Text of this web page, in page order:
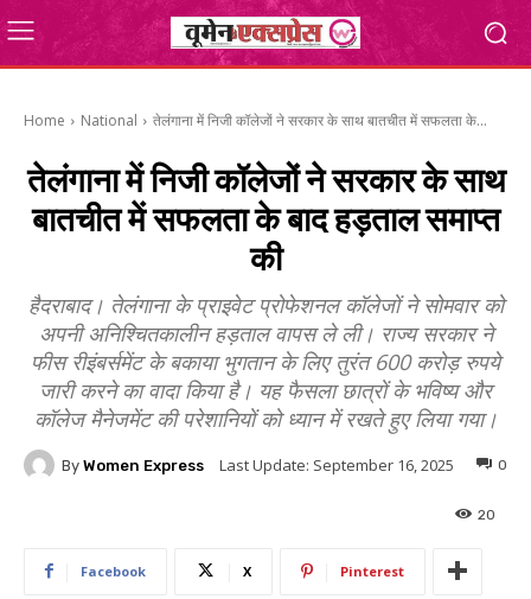
Home National तेलंगाना में निजी कॉलेजों ने सरकार के साथ बातचीत में सफलता के...
तेलंगाना में निजी कॉलेजों ने सरकार के साथ
बातचीत में सफलता के बाद हड़ताल समाप्त
की
हैदराबाद। तेलंगाना के प्राइवेट प्रोफेशनल कॉलेजों ने सोमवार को
अपनी अनिश्चितकालीन हड़ताल वापस ले ली। राज्य सरकार ने
फीस रीइंबर्समेंट के बकाया भुगतान के लिए तुरंत 600 करोड़ रुपये
जारी करने का वादा किया है। यह फैसला छात्रों के भविष्य और
कॉलेज मैनेजमेंट की परेशानियों को ध्यान में रखते हुए लिया गया।
By Women Express Last Update: September 16, 2025 0
20
Facebook X Pinterest